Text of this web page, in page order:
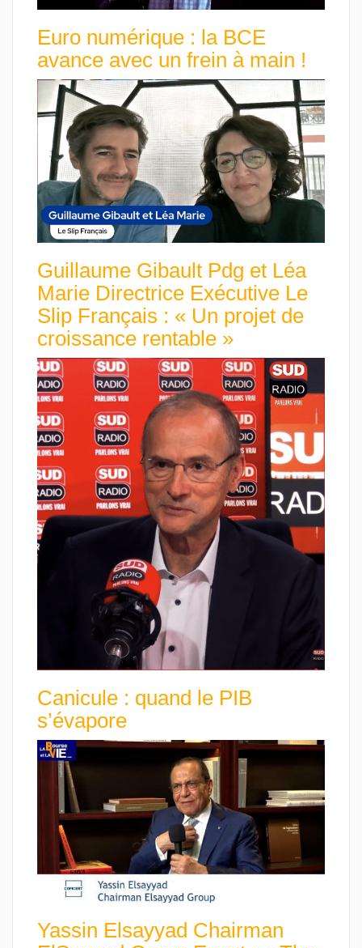
Euro numérique : la BCE
avance avec un frein à main !
Guillaume Gibault Pdg et Léa
Marie Directrice Exécutive Le
Slip Français : « Un projet de
croissance rentable »
Canicule : quand le PIB
s’évapore
Yassin Elsayyad Chairman